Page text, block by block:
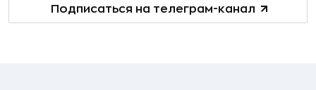
Подписаться на телеграм-канал